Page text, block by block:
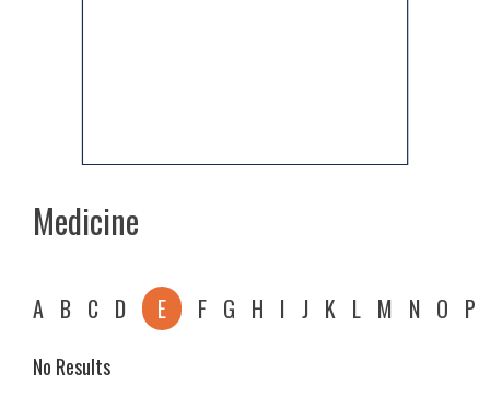
Medicine
A B C D E F G H I J K L M N O P
No Results